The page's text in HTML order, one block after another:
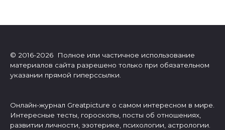
© 2016-2026 Полное или частичное использование
материалов сайта разрешено только при обязательном
указании прямой гиперссылки.
Онлайн-журнал Greatpicture о самом интересном в мире.
Интересные тесты, гороскопы, посты об отношениях,
развитии личности, эзотерике, психологии, астрологии.